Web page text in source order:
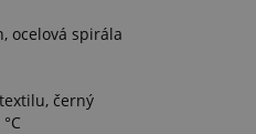
ocelová spirála
černý